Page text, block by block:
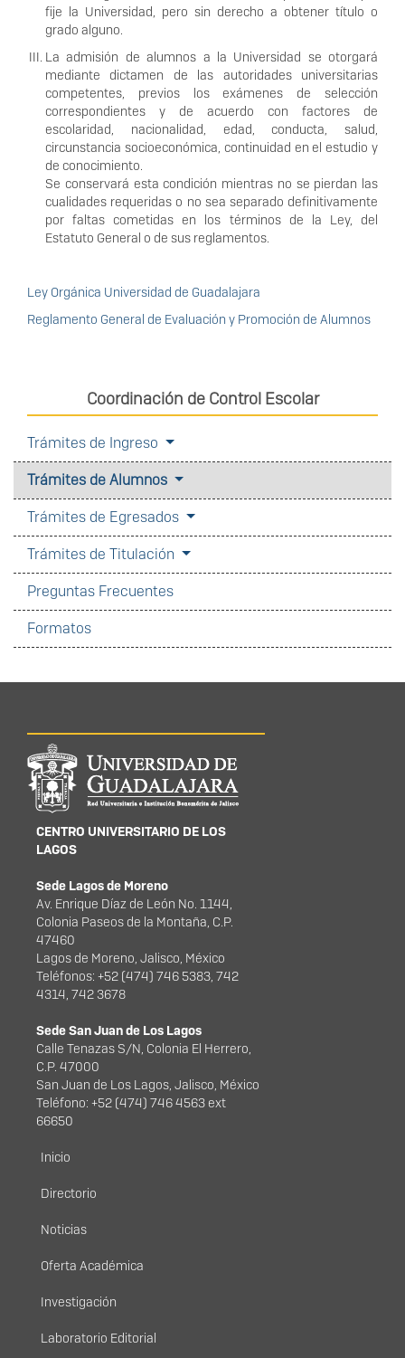
fije la Universidad, pero sin derecho a obtener título o
grado alguno.
La admisión de alumnos a la Universidad se otorgará
mediante dictamen de las autoridades universitarias
competentes, previos los exámenes de selección
correspondientes y de acuerdo con factores de
escolaridad, nacionalidad, edad, conducta, salud,
circunstancia socioeconómica, continuidad en el estudio y
de conocimiento.
Se conservará esta condición mientras no se pierdan las
cualidades requeridas o no sea separado definitivamente
por faltas cometidas en los términos de la Ley, del
Estatuto General o de sus reglamentos.
Ley Orgánica Universidad de Guadalajara
Reglamento General de Evaluación y Promoción de Alumnos
Coordinación de Control Escolar
Trámites de Ingreso
Trámites de Alumnos
Trámites de Egresados
Trámites de Titulación
Preguntas Frecuentes
Formatos
Información del
portal
CENTRO UNIVERSITARIO DE LOS
LAGOS
Sede Lagos de Moreno
Av. Enrique Díaz de León No. 1144,
Colonia Paseos de la Montaña, C.P.
47460
Lagos de Moreno, Jalisco, México
Teléfonos: +52 (474) 746 5383, 742
4314, 742 3678
Sede San Juan de Los Lagos
Calle Tenazas S/N, Colonia El Herrero,
C.P. 47000
San Juan de Los Lagos, Jalisco, México
Teléfono: +52 (474) 746 4563 ext
66650
Menú principal
Inicio
Directorio
Noticias
Oferta Académica
Investigación
Laboratorio Editorial